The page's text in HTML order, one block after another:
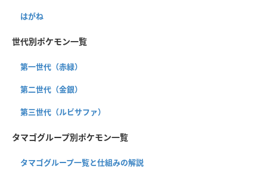
はがね
世代別ポケモン一覧
第一世代（赤緑）
第二世代（金銀）
第三世代（ルビサファ）
タマゴグループ別ポケモン一覧
タマゴグループ一覧と仕組みの解説